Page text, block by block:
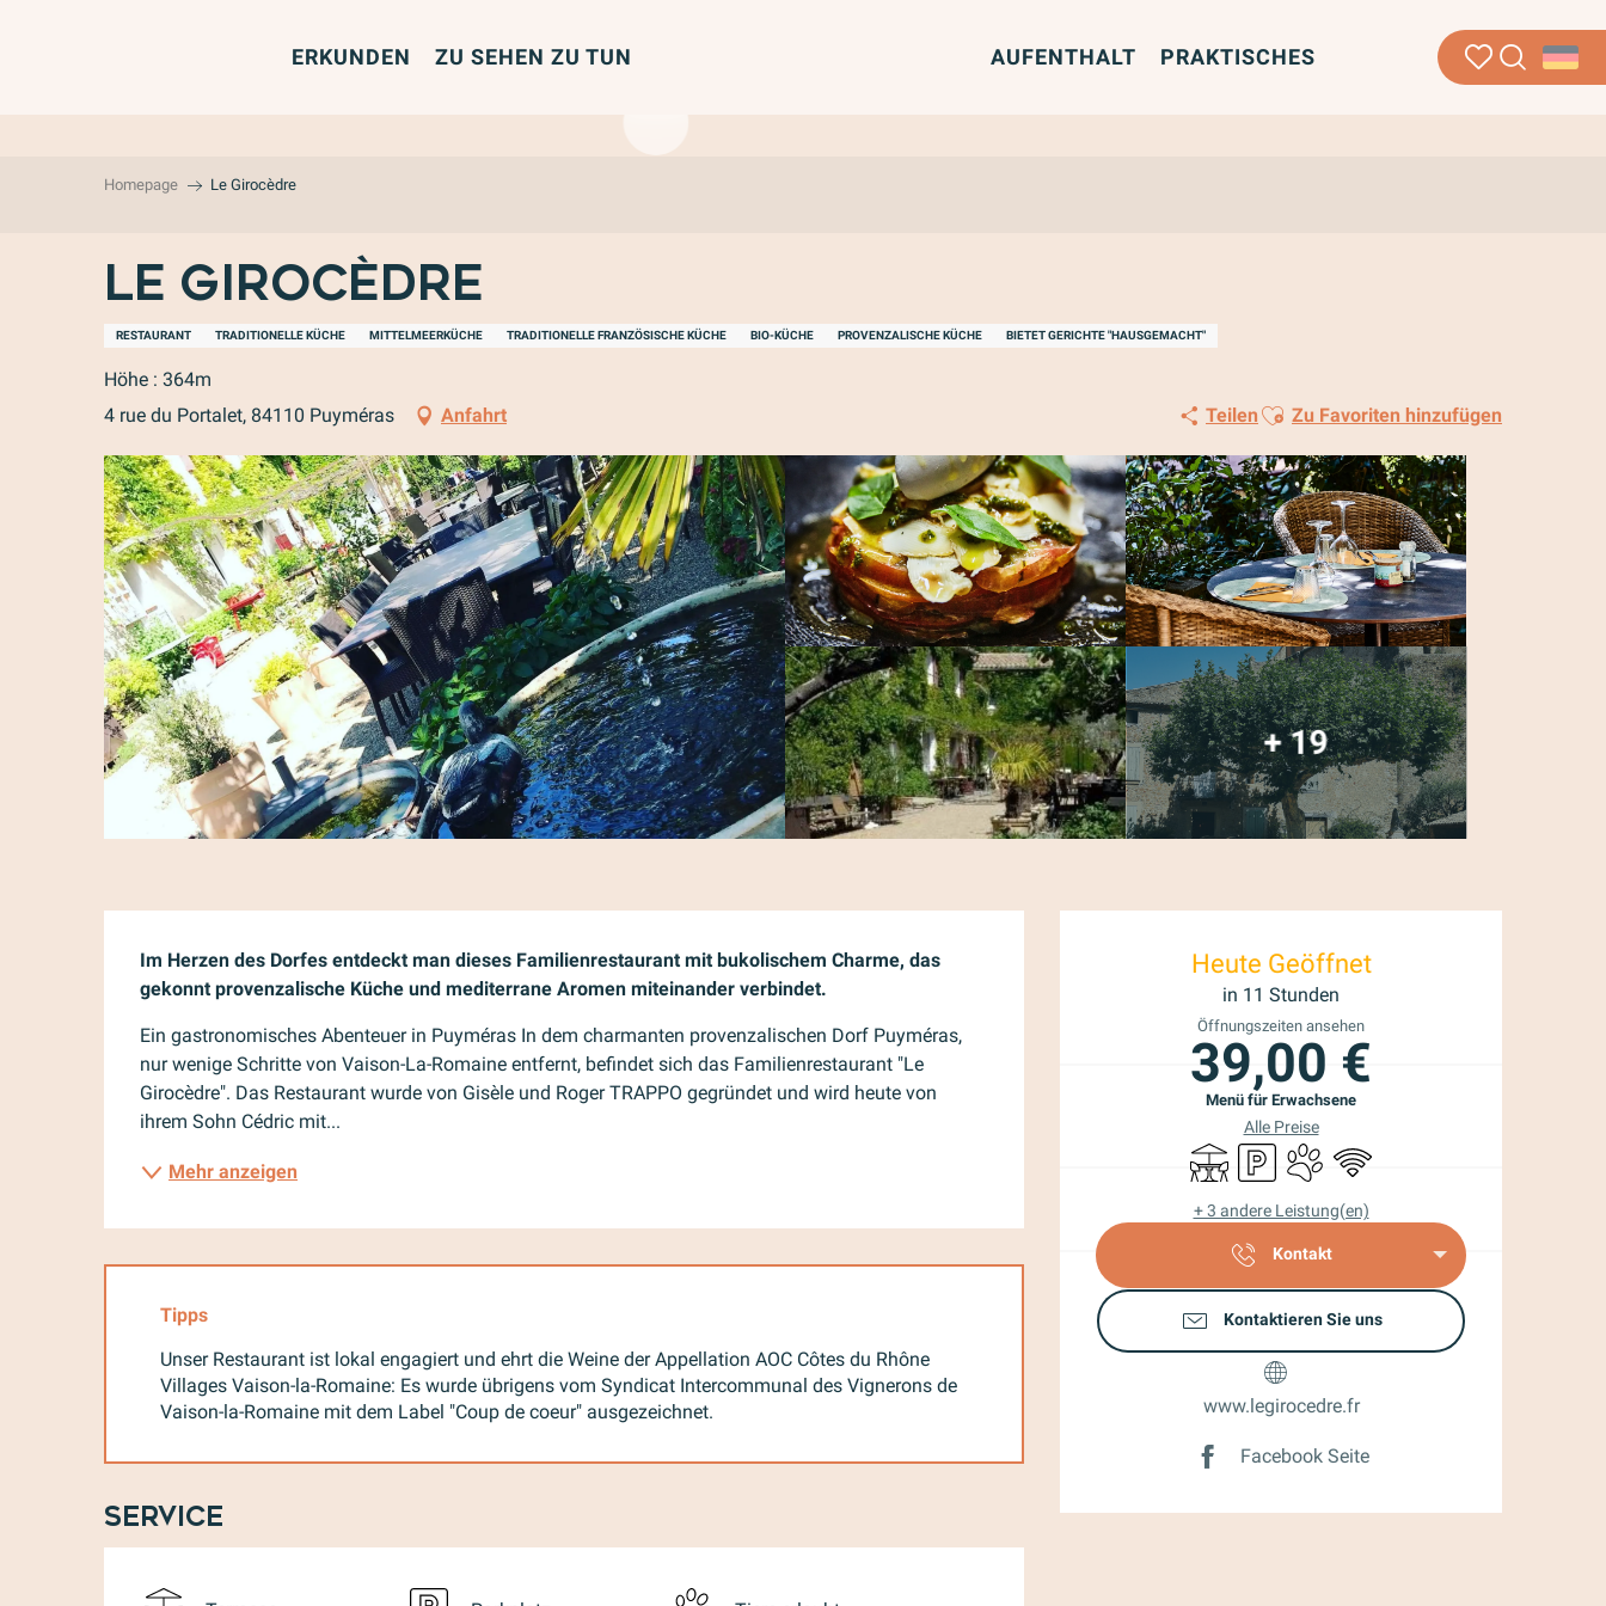
Suche
ERKUNDEN ZU SEHEN ZU TUN AUFENTHALT PRAKTISCHES
Homepage Le Girocèdre
Le Girocèdre
RESTAURANT TRADITIONELLE KÜCHE MITTELMEERKÜCHE TRADITIONELLE FRANZÖSISCHE KÜCHE BIO-KÜCHE PROVENZALISCHE KÜCHE BIETET GERICHTE "HAUSGEMACHT"
Höhe : 364m
4 rue du Portalet, 84110 Puyméras
Anfahrt Teilen Ajouter aux favoris
Zu Favoriten hinzufügen
+ 19
Öffnungszeiten &
Heute Geöffnet
in 11 Stunden
Öffnungszeiten ansehen
39,00 €
Menü für Erwachsene
Alle Preise
TerrasseParkplatzTiere erlaubt
Wi-Fi
+ 3 andere Leistung(en)
Kontakt
Kontaktieren Sie uns
www.legirocedre.fr
Facebook Seite
Beschreibung
Im Herzen des Dorfes entdeckt man dieses Familienrestaurant mit bukolischem Charme, das
gekonnt provenzalische Küche und mediterrane Aromen miteinander verbindet.
Ein gastronomisches Abenteuer in Puyméras In dem charmanten provenzalischen Dorf Puyméras,
nur wenige Schritte von Vaison-La-Romaine entfernt, befindet sich das Familienrestaurant "Le
Girocèdre". Das Restaurant wurde von Gisèle und Roger TRAPPO gegründet und wird heute von
ihrem Sohn Cédric mit...
Mehr anzeigen
Tipps
Unser Restaurant ist lokal engagiert und ehrt die Weine der Appellation AOC Côtes du Rhône
Villages Vaison-la-Romaine: Es wurde übrigens vom Syndicat Intercommunal des Vignerons de
Vaison-la-Romaine mit dem Label "Coup de coeur" ausgezeichnet.
Service